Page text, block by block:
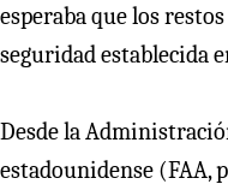
esperaba que los
seguridad establecida
Desde la
estadounidense (FAA,